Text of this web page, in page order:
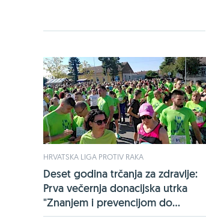
HRVATSKA LIGA PROTIV RAKA
Deset godina trčanja za zdravlje:
Prva večernja donacijska utrka
"Znanjem i prevencijom do...